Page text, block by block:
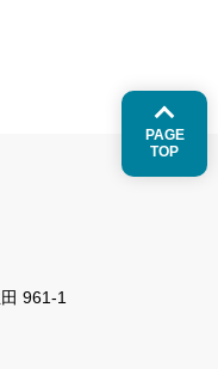
PAGE
TOP
961-1